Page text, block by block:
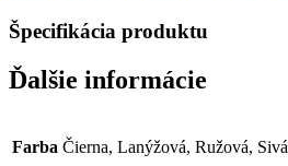
Špecifikácia produktu
Ďalšie informácie
Farba Čierna, Lanýžová, Ružová, Sivá